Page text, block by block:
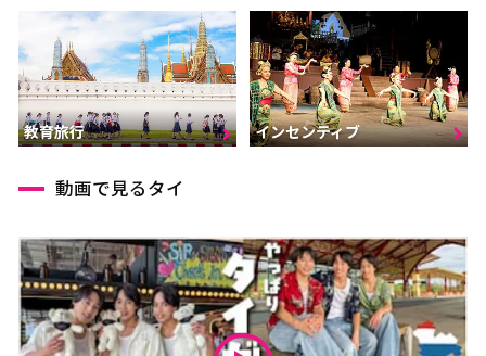
教育旅行 インセンティブ
動画で見るタイ